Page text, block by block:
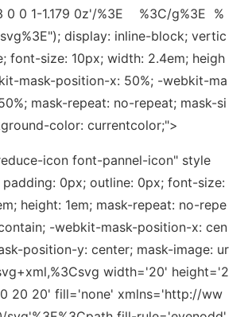
0 0 1-1.179 0z'/%3E %3C/g%3E %
display: inline-block; vertic
font-size: 10px; width: 2.4em; heigh
mask-position-x: 50%; -webkit-ma
mask-repeat: no-repeat; mask-si
color: currentcolor;">
icon font-pannel-icon" style
0px; outline: 0px; font-size:
height: 1em; mask-repeat: no-repe
-webkit-mask-position-x: cen
position-y: center; mask-image: ur
width='20' height='2
20 20' fill='none' xmlns='http://ww